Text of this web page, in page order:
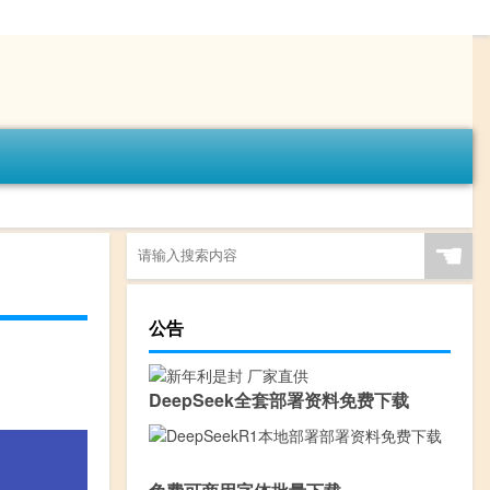
☚
公告
DeepSeek全套部署资料免费下载